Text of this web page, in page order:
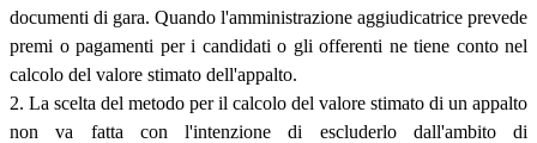
documenti di gara. Quando l'amministrazione aggiudicatrice prevede
premi o pagamenti per i candidati o gli offerenti ne tiene conto nel
calcolo del valore stimato dell'appalto.
2. La scelta del metodo per il calcolo del valore stimato di un appalto
non va fatta con l'intenzione di escluderlo dall'ambito di